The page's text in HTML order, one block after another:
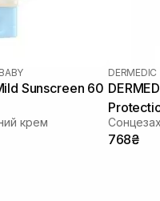
Sunscreen 60
крем
DERMEDIC
768₴